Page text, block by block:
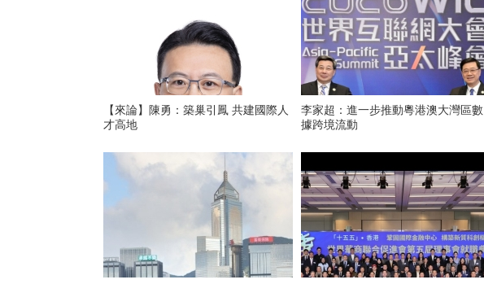
【來論】陳勇：築巢引鳳 共建國際人
才高地
李家超：進一步推動粵港澳大灣區數
據跨境流動